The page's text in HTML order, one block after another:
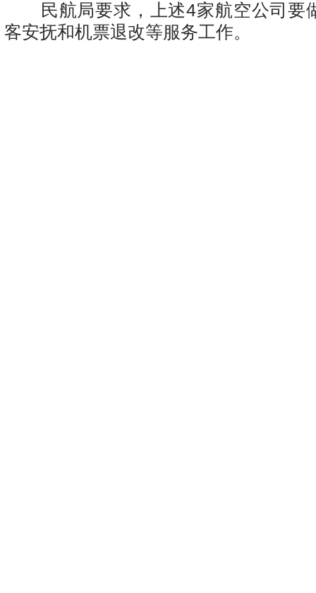
民航局要求，上述4家航空公司要
客安抚和机票退改等服务工作。